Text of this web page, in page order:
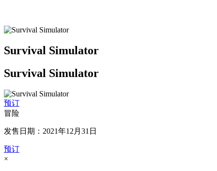
Survival Simulator
Survival Simulator
预订
冒险
发售日期：2021年12月31日
预订
×